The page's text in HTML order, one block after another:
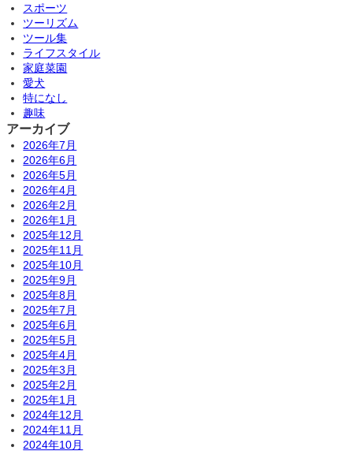
スポーツ
ツーリズム
ツール集
ライフスタイル
家庭菜園
愛犬
特になし
趣味
アーカイブ
2026年7月
2026年6月
2026年5月
2026年4月
2026年2月
2026年1月
2025年12月
2025年11月
2025年10月
2025年9月
2025年8月
2025年7月
2025年6月
2025年5月
2025年4月
2025年3月
2025年2月
2025年1月
2024年12月
2024年11月
2024年10月